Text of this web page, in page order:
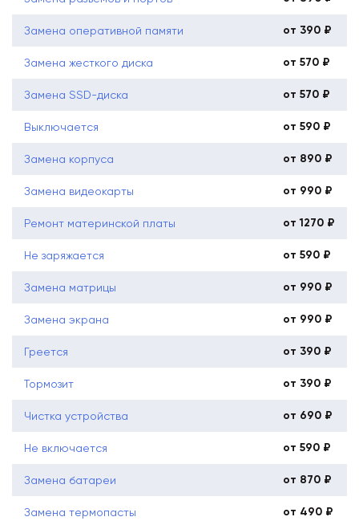
Замена оперативной памяти от 390 ₽
Замена жесткого диска от 570 ₽
Замена SSD-диска от 570 ₽
Выключается от 590 ₽
Замена корпуса от 890 ₽
Замена видеокарты от 990 ₽
Ремонт материнской платы от 1270 ₽
Не заряжается от 590 ₽
Замена матрицы от 990 ₽
Замена экрана от 990 ₽
Греется от 390 ₽
Тормозит от 390 ₽
Чистка устройства от 690 ₽
Не включается от 590 ₽
Замена батареи от 870 ₽
Замена термопасты от 490 ₽